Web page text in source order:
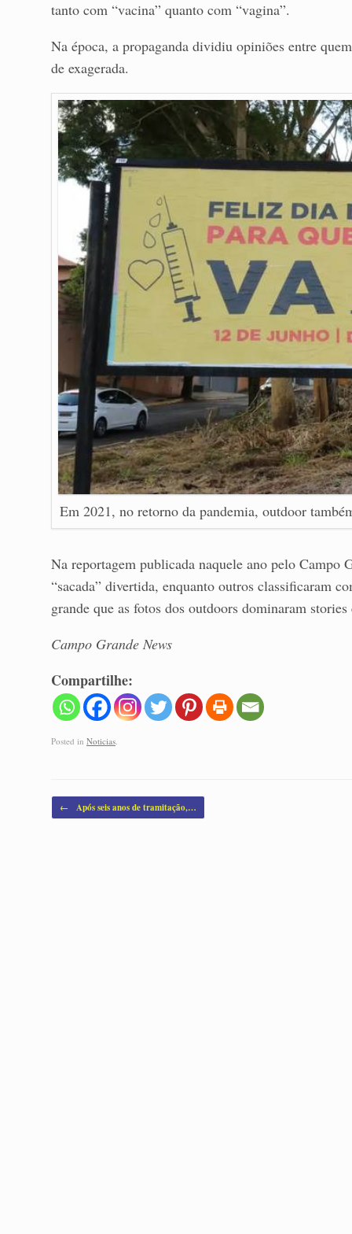
tanto com “vacina” quanto com “vagina”.
Na época, a propaganda dividiu opiniões entre
de exagerada.
Em 2021, no retorno da pandemia, outdoor
Na reportagem publicada naquele ano pelo Campo
“sacada” divertida, enquanto outros classificaram
grande que as fotos dos outdoors dominaram
Campo Grande News
Compartilhe:
Posted in Noticias.
Post navigation
← Após seis anos de tramitação,…